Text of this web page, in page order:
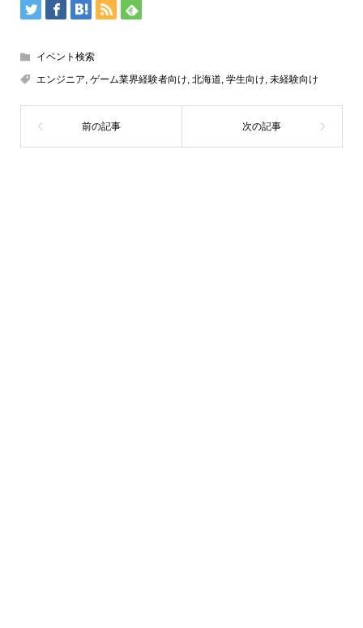
イベント検索
エンジニア, ゲーム業界経験者向け, 北海道, 学生向け, 未経験向け